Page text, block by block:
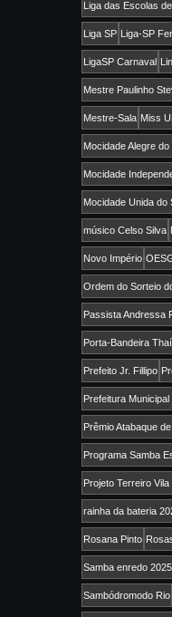
Liga das Escolas
Liga SP Liga-SP
LigaSP Carnaval
Mestre Paulinho
Mestre-Sala Miss
Mocidade Alegre
Mocidade
Mocidade Unida do
músico Celso Silva
Novo Império
Ordem do Sorteio
Passista Andressa
Porta-Bandeira
Prefeito Jr. Fillipo
Prefeitura
Prêmio Atabaque
Programa Samba
Projeto Terreiro
rainha da bateria
Rosana Pinto
Samba enredo 2025
Sambódromodo Rio